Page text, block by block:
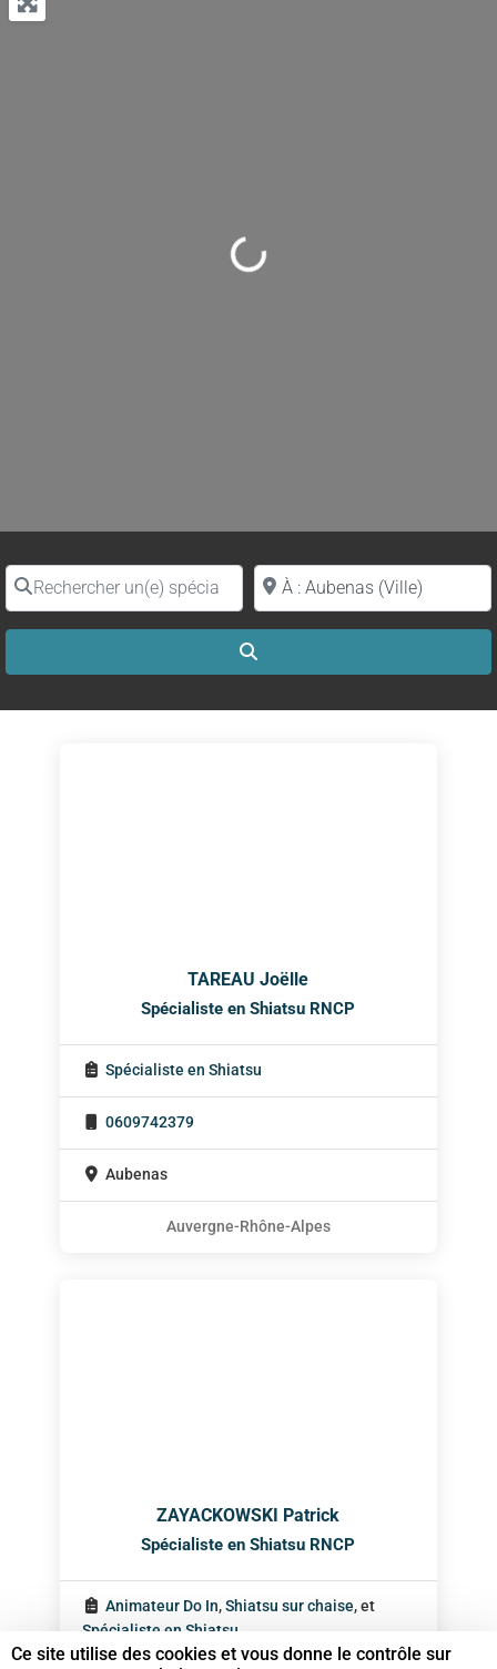
Loading...
Rechercher un(e) spécialiste par nomProche de (ville ou région)
TAREAU Joëlle
Spécialiste en Shiatsu RNCP
Spécialiste en Shiatsu
0609742379
Aubenas
Auvergne-Rhône-Alpes
ZAYACKOWSKI Patrick
Spécialiste en Shiatsu RNCP
Animateur Do In,Shiatsu sur chaise, et
Spécialiste en Shiatsu
Ce site utilise des cookies et vous donne le contrôle sur